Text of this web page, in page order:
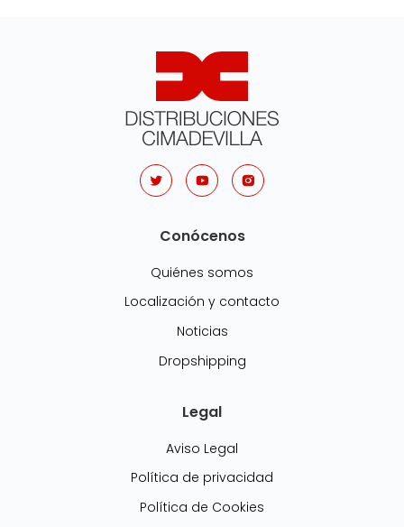
Conócenos
Quiénes somos
Localización y contacto
Noticias
Dropshipping
Legal
Aviso Legal
Política de privacidad
Política de Cookies